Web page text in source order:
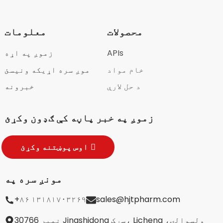
معلومات
زموږ په اړه
موږ سره اړیکه ونیسئ
خبرونه
محصولات
APIs
خام مواد
د حل لارې
زموږ په خبر پاڼه کې ګډون وکړئ
اوس پوښتنه وکړئ
مونږ سره په
+۸۶ ۱۳۱۸۱۷۰۳۲۶۹
sales@hjtpharm.com
نمبر 30766 Jingshidong سړک، Licheng ولسوالۍ،